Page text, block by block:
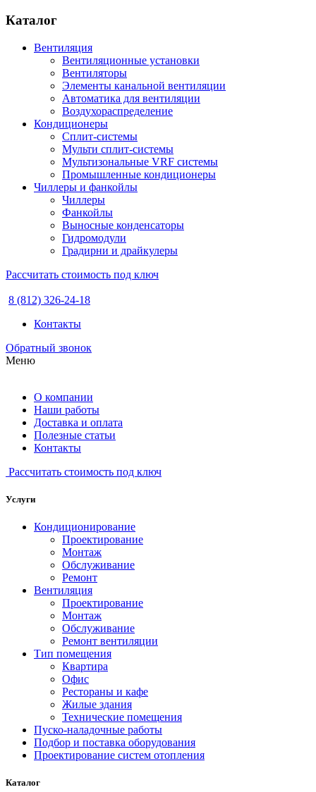
Каталог
Вентиляция
Вентиляционные установки
Вентиляторы
Элементы канальной вентиляции
Автоматика для вентиляции
Воздухораспределение
Кондиционеры
Сплит-системы
Мульти сплит-системы
Мультизональные VRF системы
Промышленные кондиционеры
Чиллеры и фанкойлы
Чиллеры
Фанкойлы
Выносные конденсаторы
Гидромодули
Градирни и драйкулеры
Рассчитать стоимость под ключ
8 (812) 326-24-18
Контакты
Обратный звонок
Меню
О компании
Наши работы
Доставка и оплата
Полезные статьи
Контакты
Рассчитать стоимость под ключ
Услуги
Кондиционирование
Проектирование
Монтаж
Обслуживание
Ремонт
Вентиляция
Проектирование
Монтаж
Обслуживание
Ремонт вентиляции
Тип помещения
Квартира
Офис
Рестораны и кафе
Жилые здания
Технические помещения
Пуско-наладочные работы
Подбор и поставка оборудования
Проектирование систем отопления
Каталог